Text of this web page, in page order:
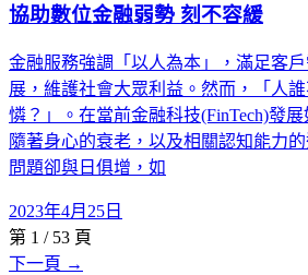
協助數位金融弱勢 刻不容緩
金融服務強調「以人為本」，滿足客
展，維護社會大眾利益。然而，「人
憐？」。在當前金融科技(FinTech)發
隨著身心的衰老，以及相關認知能力
問題卻與日俱增，如
2023年4月25日
第 1 / 53 頁
下一頁 →